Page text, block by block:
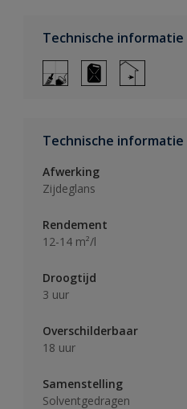
Technische informatie
Technische informatie
Afwerking
Zijdeglans
Rendement
12-14 m²/l
Droogtijd
3 uur
Overschilderbaar
18 uur
Samenstelling
Solventgedragen